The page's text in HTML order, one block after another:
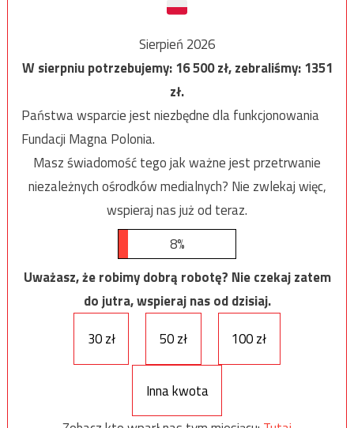
Sierpień 2026
W sierpniu potrzebujemy:16 500zł, zebraliśmy:1351
zł.
Państwa wsparcie jest niezbędne dla funkcjonowania
Fundacji Magna Polonia.
Masz świadomość tego jak ważne jest przetrwanie
niezależnych ośrodków medialnych? Nie zwlekaj więc,
wspieraj nas już od teraz.
8%
Uważasz, że robimy dobrą robotę? Nie czekaj zatem
do jutra, wspieraj nas od dzisiaj.
30 zł
50 zł 100 zł
Inna kwota